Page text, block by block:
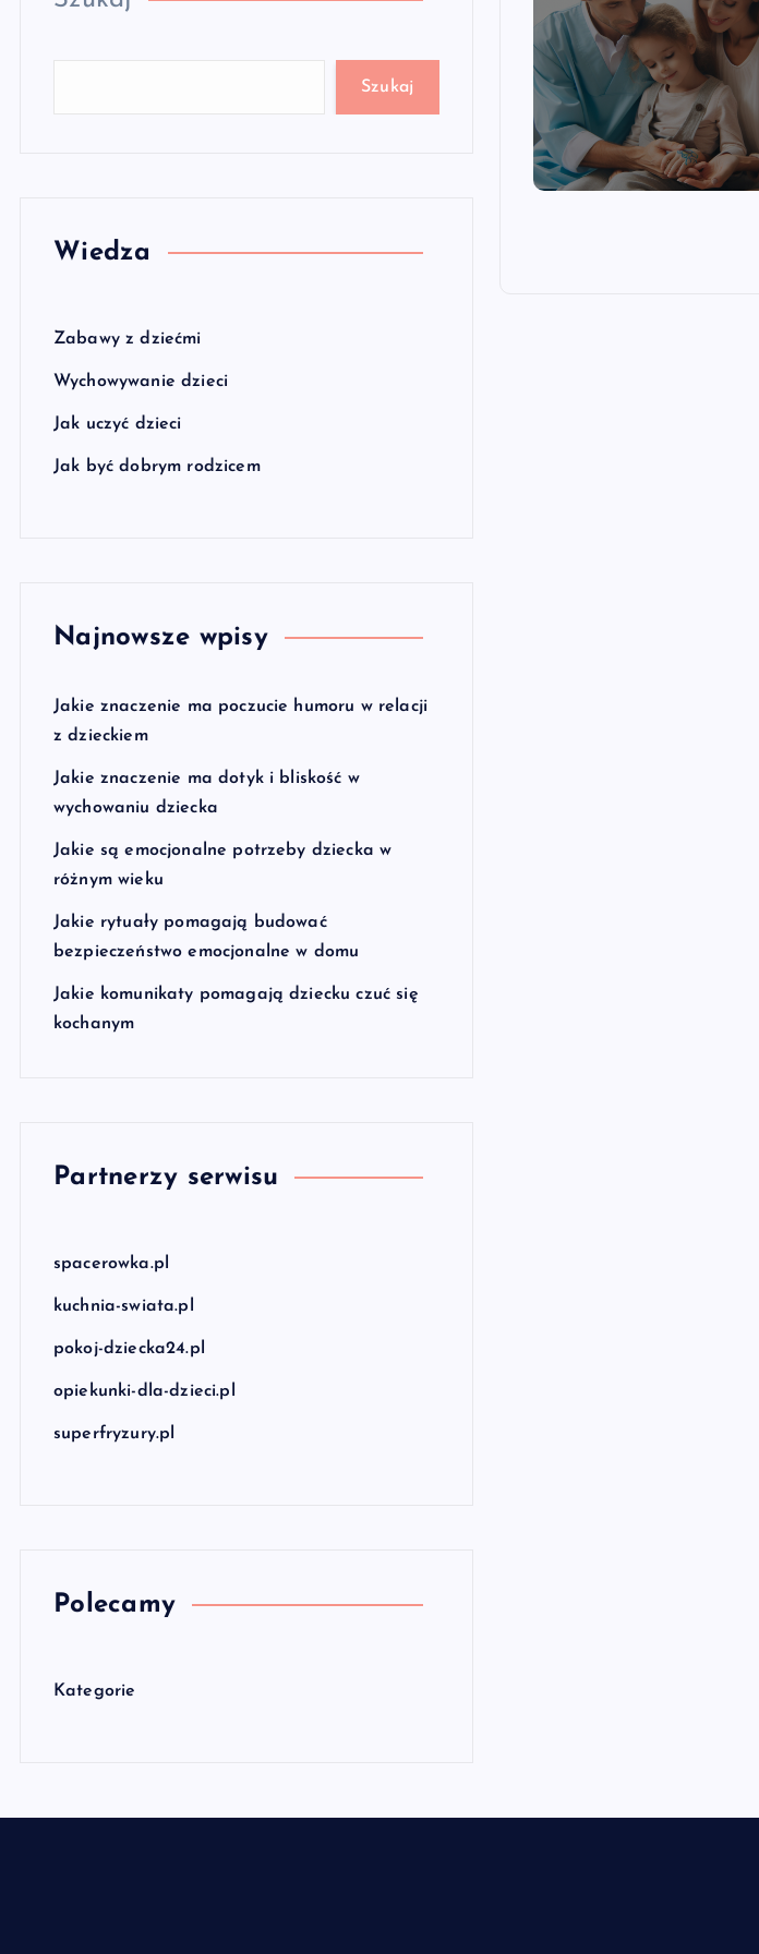
Szukaj
Wiedza
Zabawy z dziećmi
Wychowywanie dzieci
Jak uczyć dzieci
Jak być dobrym rodzicem
Najnowsze wpisy
Jakie znaczenie ma poczucie humoru w relacji
z dzieckiem
Jakie znaczenie ma dotyk i bliskość w
wychowaniu dziecka
Jakie są emocjonalne potrzeby dziecka w
różnym wieku
Jakie rytuały pomagają budować
bezpieczeństwo emocjonalne w domu
Jakie komunikaty pomagają dziecku czuć się
kochanym
Partnerzy serwisu
spacerowka.pl
kuchnia-swiata.pl
pokoj-dziecka24.pl
opiekunki-dla-dzieci.pl
superfryzury.pl
Polecamy
Kategorie